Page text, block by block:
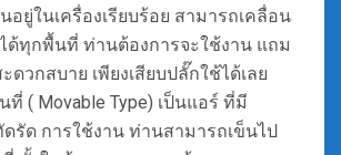
อยู่ในเครื่องเรียบร้อย สามารถเคลื่อน
ด้ทุกพื้นที่ ท่านต้องการจะใช้งาน แถม
ดวกสบาย เพียงเสียบปลั๊กใช้ได้เลย
ที่ ( Movable Type) เป็นแอร์ ที่มี
รัด การใช้งาน ท่านสามารถเข็นไป